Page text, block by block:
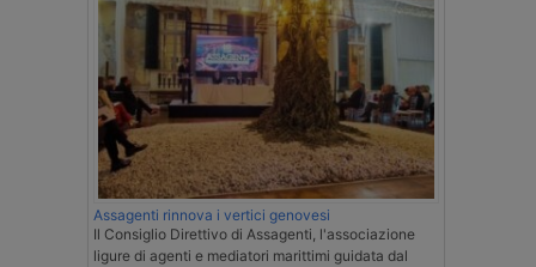
Assagenti rinnova i vertici genovesi
Il Consiglio Direttivo di Assagenti, l'associazione
ligure di agenti e mediatori marittimi guidata dal